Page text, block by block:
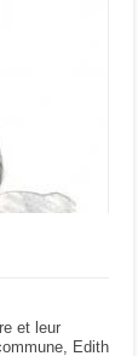
et leur
Edith